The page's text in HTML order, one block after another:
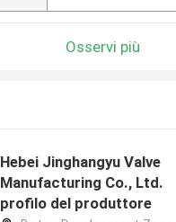
Osservi più
Hebei Jinghangyu Valve
Manufacturing Co., Ltd.
profilo del produttore